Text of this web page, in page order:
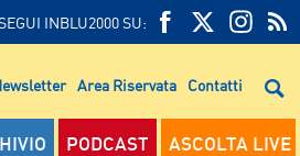
INBLU2000 SU:
FEED
RSS
RSS
Area Riservata Contatti
PODCAST ASCOLTA LIVE